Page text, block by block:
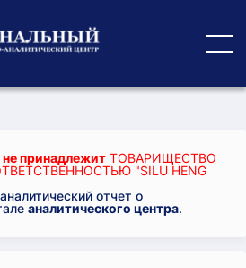
не принадлежит ТОВАРИЩЕСТВО
"SILU HENG
отчет о
аналитического центра.